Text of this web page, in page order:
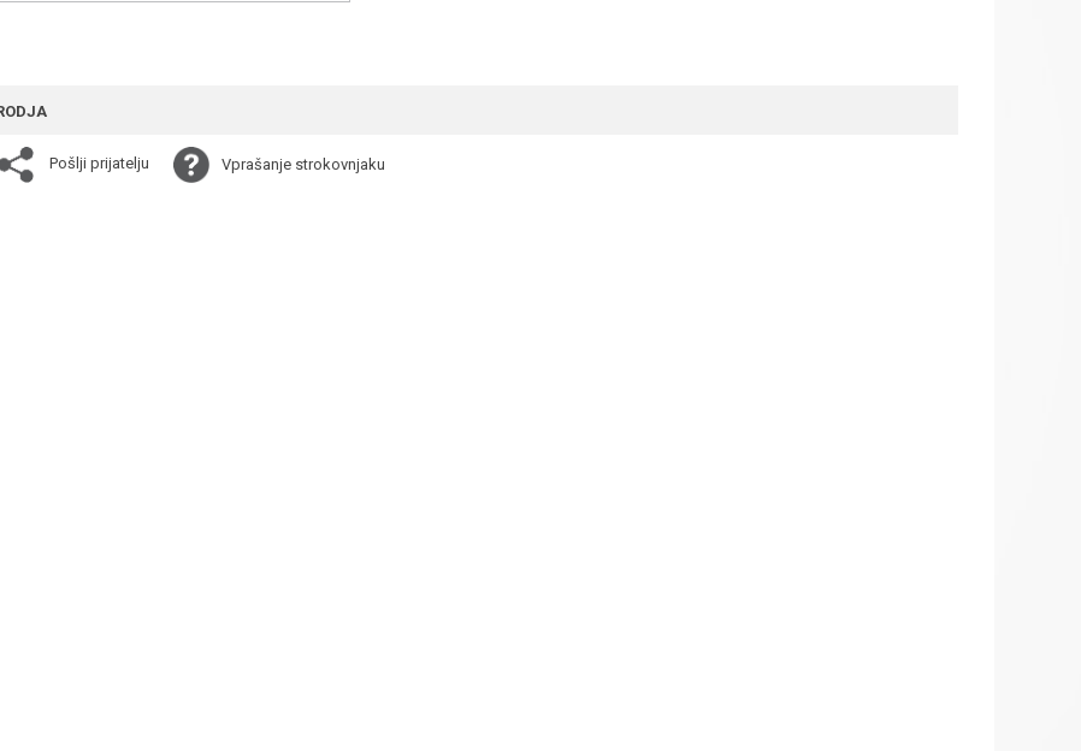
Pošlji prijatelju Vprašanje strokovnjaku